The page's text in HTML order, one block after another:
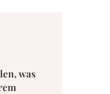
was